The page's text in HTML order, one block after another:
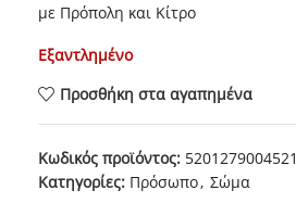
με Πρόπολη και Κίτρο
Εξαντλημένο
Προσθήκη στα αγαπημένα
Κωδικός προϊόντος: 5201279004521
Κατηγορίες: Πρόσωπο, Σώμα